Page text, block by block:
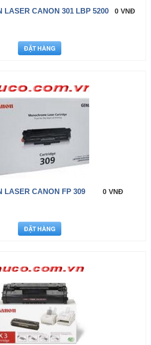
LASER CANON 301 LBP 5200 0 VNĐ
LASER CANON FP 309 0 VNĐ